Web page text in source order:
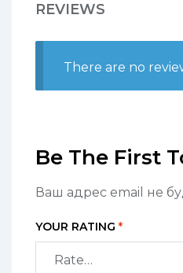
REVIEWS
There are no
Be The First
Ваш адрес email не
YOUR RATING *